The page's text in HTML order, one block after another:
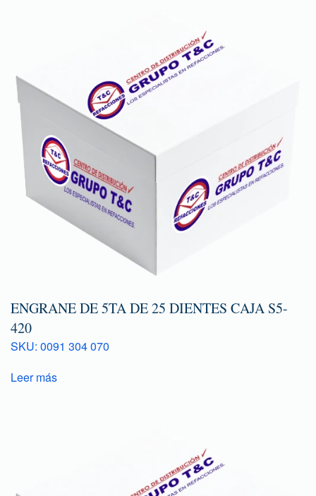
ENGRANE DE 5TA DE 25 DIENTES CAJA S5-
420
SKU: 0091 304 070
Leer más